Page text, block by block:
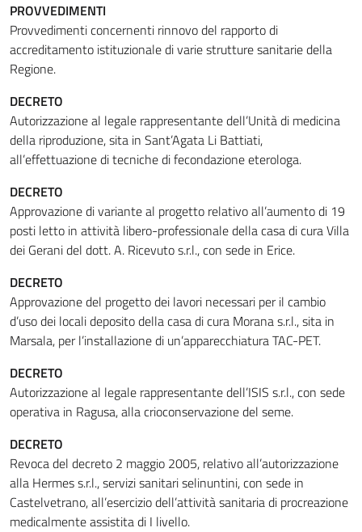
PROVVEDIMENTI
Provvedimenti concernenti rinnovo del rapporto di
accreditamento istituzionale di varie strutture sanitarie della
Regione.
DECRETO
Autorizzazione al legale rappresentante dell’Unità di medicina
della riproduzione, sita in Sant’Agata Li Battiati,
all’effettuazione di tecniche di fecondazione eterologa.
DECRETO
Approvazione di variante al progetto relativo all’aumento di 19
posti letto in attività libero-professionale della casa di cura Villa
dei Gerani del dott. A. Ricevuto s.r.l., con sede in Erice.
DECRETO
Approvazione del progetto dei lavori necessari per il cambio
d’uso dei locali deposito della casa di cura Morana s.r.l., sita in
Marsala, per l’installazione di un’apparecchiatura TAC-PET.
DECRETO
Autorizzazione al legale rappresentante dell’ISIS s.r.l., con sede
operativa in Ragusa, alla crioconservazione del seme.
DECRETO
Revoca del decreto 2 maggio 2005, relativo all’autorizzazione
alla Hermes s.r.l., servizi sanitari selinuntini, con sede in
Castelvetrano, all’esercizio dell’attività sanitaria di procreazione
medicalmente assistita di I livello.